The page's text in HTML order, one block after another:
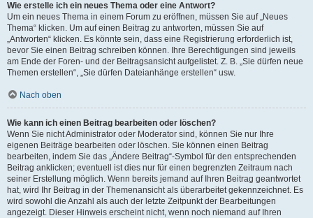
Wie erstelle ich ein neues Thema oder eine Antwort?
Um ein neues Thema in einem Forum zu eröffnen, müssen Sie auf „Neues
Thema“ klicken. Um auf einen Beitrag zu antworten, müssen Sie auf
„Antworten“ klicken. Es könnte sein, dass eine Registrierung erforderlich ist,
bevor Sie einen Beitrag schreiben können. Ihre Berechtigungen sind jeweils
am Ende der Foren- und der Beitragsansicht aufgelistet. Z. B. „Sie dürfen neue
Themen erstellen“, „Sie dürfen Dateianhänge erstellen“ usw.
Nach oben
Wie kann ich einen Beitrag bearbeiten oder löschen?
Wenn Sie nicht Administrator oder Moderator sind, können Sie nur Ihre
eigenen Beiträge bearbeiten oder löschen. Sie können einen Beitrag
bearbeiten, indem Sie das „Ändere Beitrag“-Symbol für den entsprechenden
Beitrag anklicken; eventuell ist dies nur für einen begrenzten Zeitraum nach
seiner Erstellung möglich. Wenn bereits jemand auf Ihren Beitrag geantwortet
hat, wird Ihr Beitrag in der Themenansicht als überarbeitet gekennzeichnet. Es
wird sowohl die Anzahl als auch der letzte Zeitpunkt der Bearbeitungen
angezeigt. Dieser Hinweis erscheint nicht, wenn noch niemand auf Ihren